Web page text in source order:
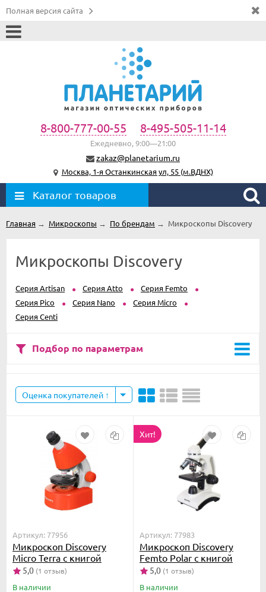
Полная версия сайта
8-800-777-00-55 8-495-505-11-14
Ежедневно, 9:00—21:00
zakaz@planetarium.ru
Москва, 1-я Останкинская ул, 55 (м.ВДНХ)
Каталог товаров
Главная → Микроскопы → По брендам → Микроскопы Discovery
Микроскопы Discovery
Серия Artisan Серия Atto
Серия Femto
Серия Pico
Серия Nano
Серия Micro
Серия Centi
Подбор по параметрам
Оценка покупателей
Артикул: 77956
Микроскоп Discovery
Micro Terra с книгой
5,0 (1 отзыв)
В наличии
Хит!
Артикул: 77983
Микроскоп Discovery
Femto Polar с книгой
5,0 (1 отзыв)
В наличии